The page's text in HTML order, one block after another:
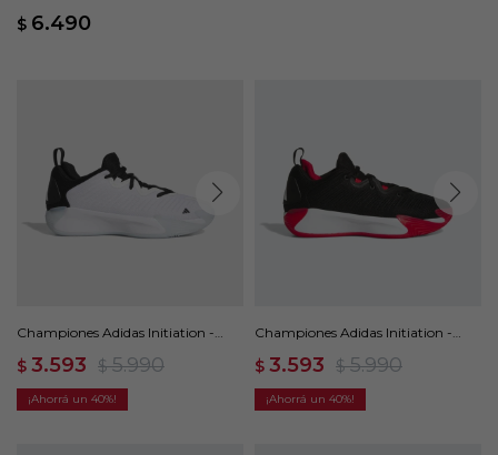
$ 6.490
Championes Adidas Initiation -
$ 3.593 $ 5.990
40
Championes Adidas Initiation -
$ 3.593 $ 5.990
40